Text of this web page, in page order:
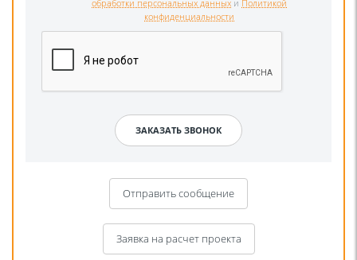
обработки персональных данных и Политикой
конфиденциальности
Отправить сообщение
Заявка на расчет проекта